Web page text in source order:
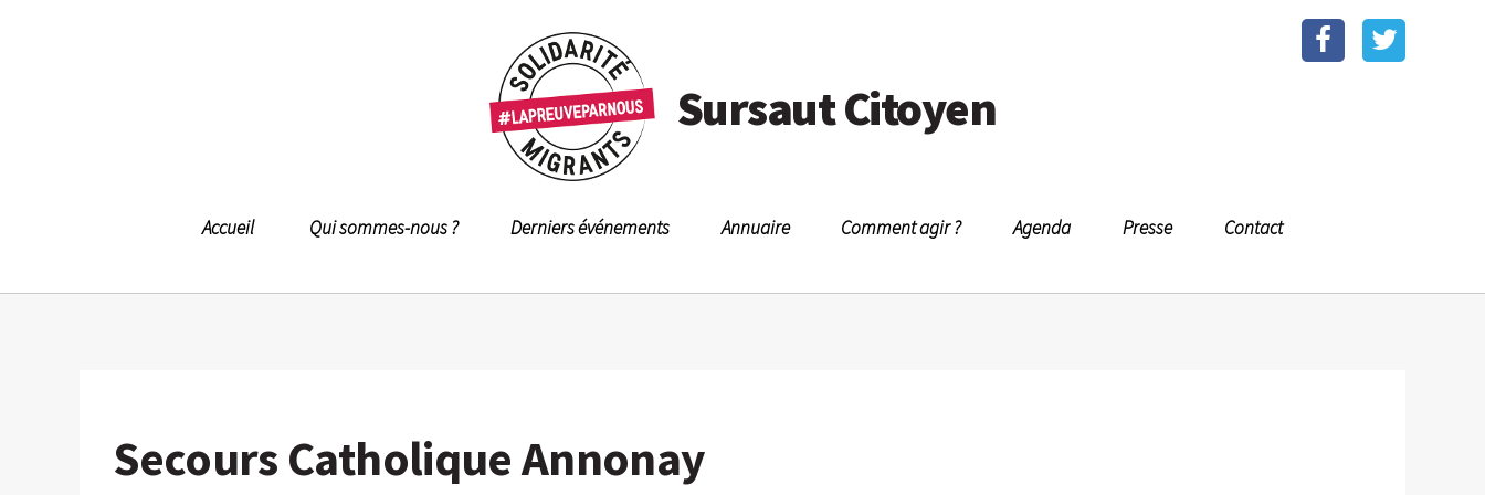
Sursaut Citoyen
Accueil Qui sommes-nous ? Derniers événements Annuaire Comment agir ? Agenda Presse Contact
Secours Catholique Annonay